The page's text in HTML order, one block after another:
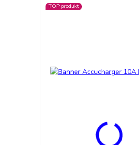
TOP produkt